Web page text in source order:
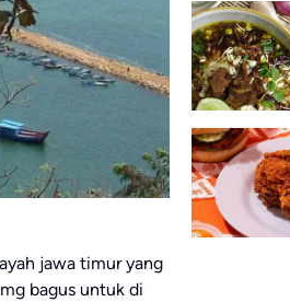
jawa timur yang
bagus untuk di